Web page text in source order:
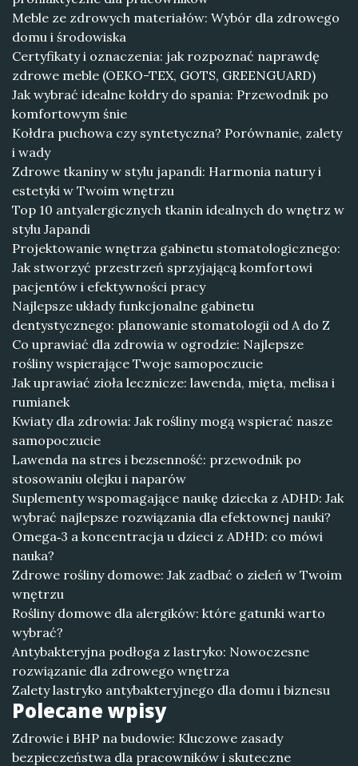
Meble ze zdrowych materiałów: Wybór dla zdrowego
domu i środowiska
Certyfikaty i oznaczenia: jak rozpoznać naprawdę
zdrowe meble (OEKO-TEX, GOTS, GREENGUARD)
Jak wybrać idealne kołdry do spania: Przewodnik po
komfortowym śnie
Kołdra puchowa czy syntetyczna? Porównanie, zalety
i wady
Zdrowe tkaniny w stylu japandi: Harmonia natury i
estetyki w Twoim wnętrzu
Top 10 antyalergicznych tkanin idealnych do wnętrz w
stylu Japandi
Projektowanie wnętrza gabinetu stomatologicznego:
Jak stworzyć przestrzeń sprzyjającą komfortowi
pacjentów i efektywności pracy
Najlepsze układy funkcjonalne gabinetu
dentystycznego: planowanie stomatologii od A do Z
Co uprawiać dla zdrowia w ogrodzie: Najlepsze
rośliny wspierające Twoje samopoczucie
Jak uprawiać zioła lecznicze: lawenda, mięta, melisa i
rumianek
Kwiaty dla zdrowia: Jak rośliny mogą wspierać nasze
samopoczucie
Lawenda na stres i bezsenność: przewodnik po
stosowaniu olejku i naparów
Suplementy wspomagające naukę dziecka z ADHD: Jak
wybrać najlepsze rozwiązania dla efektownej nauki?
Omega‑3 a koncentracja u dzieci z ADHD: co mówi
nauka?
Zdrowe rośliny domowe: Jak zadbać o zieleń w Twoim
wnętrzu
Rośliny domowe dla alergików: które gatunki warto
wybrać?
Antybakteryjna podłoga z lastryko: Nowoczesne
rozwiązanie dla zdrowego wnętrza
Zalety lastryko antybakteryjnego dla domu i biznesu
Polecane wpisy
Zdrowie i BHP na budowie: Kluczowe zasady
bezpieczeństwa dla pracowników i skuteczne